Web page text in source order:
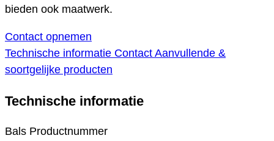
bieden ook maatwerk.
Contact opnemen
Technische informatie Contact Aanvullende &
soortgelijke producten
Technische informatie
Bals Productnummer